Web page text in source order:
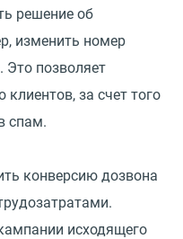
решение об
изменить номер
Это позволяет
за счет того
спам.
конверсию дозвона